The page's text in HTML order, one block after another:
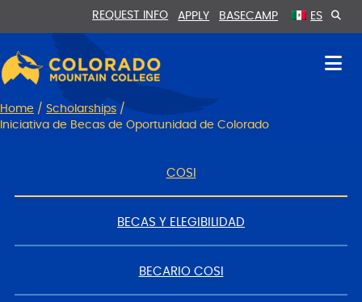
navigation
REQUEST INFO APPLY BASECAMP ES
Home / Scholarships /
Iniciativa de Becas de Oportunidad de Colorado
COSI
BECAS Y ELEGIBILIDAD
BECARIO COSI